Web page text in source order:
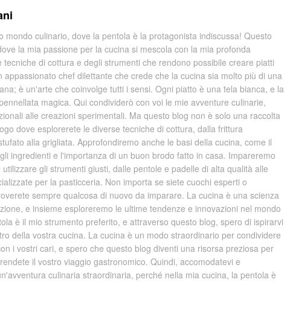
mondo culinario, dove la pentola è la protagonista indiscussa! Questo
la mia passione per la cucina si mescola con la mia profonda
tecniche di cottura e degli strumenti che rendono possibile creare piatti
appassionato chef dilettante che crede che la cucina sia molto più di una
è un'arte che coinvolge tutti i sensi. Ogni piatto è una tela bianca, e la
magica. Qui condividerò con voi le mie avventure culinarie,
alle creazioni sperimentali. Ma questo blog non è solo una raccolta
dove esplorerete le diverse tecniche di cottura, dalla frittura
alla grigliata. Approfondiremo anche le basi della cucina, come il
ingredienti e l'importanza di un buon brodo fatto in casa. Impareremo
gli strumenti giusti, dalle pentole e padelle di alta qualità alle
per la pasticceria. Non importa se siete cuochi esperti o
sempre qualcosa di nuovo da imparare. La cucina è una scienza
e insieme esploreremo le ultime tendenze e innovazioni nel mondo
è il mio strumento preferito, e attraverso questo blog, spero di ispirarvi
della vostra cucina. La cucina è un modo straordinario per condividere
i vostri cari, e spero che questo blog diventi una risorsa preziosa per
il vostro viaggio gastronomico. Quindi, accomodatevi e
culinaria straordinaria, perché nella mia cucina, la pentola è